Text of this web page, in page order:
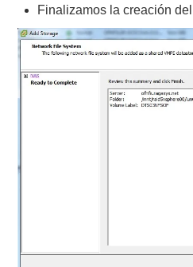
Finalizamos la creación